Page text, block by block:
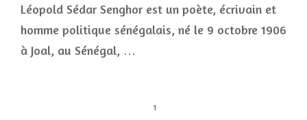
Léopold Sédar Senghor est un poète, écrivain et
homme politique sénégalais, né le 9 octobre 1906
à Joal, au Sénégal, …
1